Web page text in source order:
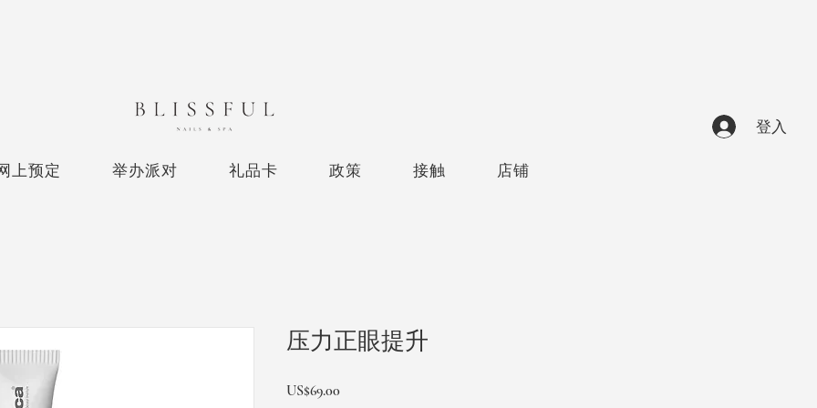
登入
上预定 举办派对 礼品卡 政策 接触 店铺
压力正眼提升
US$69.00價